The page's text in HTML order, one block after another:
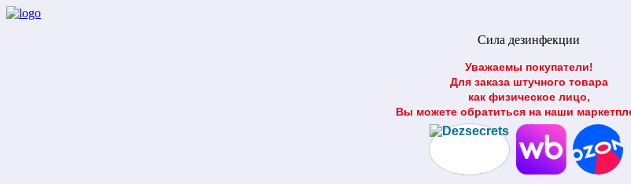
Сила дезинфекции
Уважаемы покупатели!
Для заказа штучного товара
как физическое лицо,
Вы можете обратиться на наши